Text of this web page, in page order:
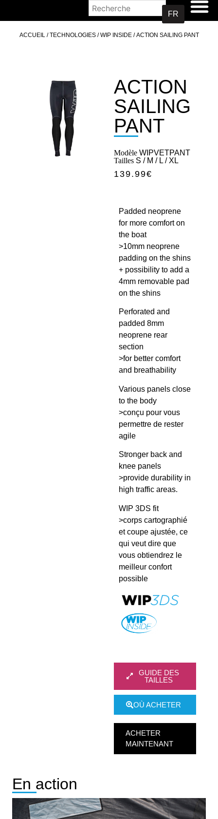
FR
ACCUEIL/TECHNOLOGIES/WIP INSIDE/ ACTION SAILING PANT
ACTION
SAILING
PANT
Modèle WIPVETPANT
Tailles S / M / L / XL
139.99€
Padded neoprene
for more comfort on
the boat
>10mm neoprene
padding on the shins
+ possibility to add a
4mm removable pad
on the shins
Perforated and
padded 8mm
neoprene rear
section
>for better comfort
and breathability
Various panels close
to the body
>conçu pour vous
permettre de rester
agile
Stronger back and
knee panels
>provide durability in
high traffic areas.
WIP 3DS fit
>corps cartographié
et coupe ajustée, ce
qui veut dire que
vous obtiendrez le
meilleur confort
possible
GUIDE DES
TAILLES
OÙ ACHETER
ACHETER
MAINTENANT
En action